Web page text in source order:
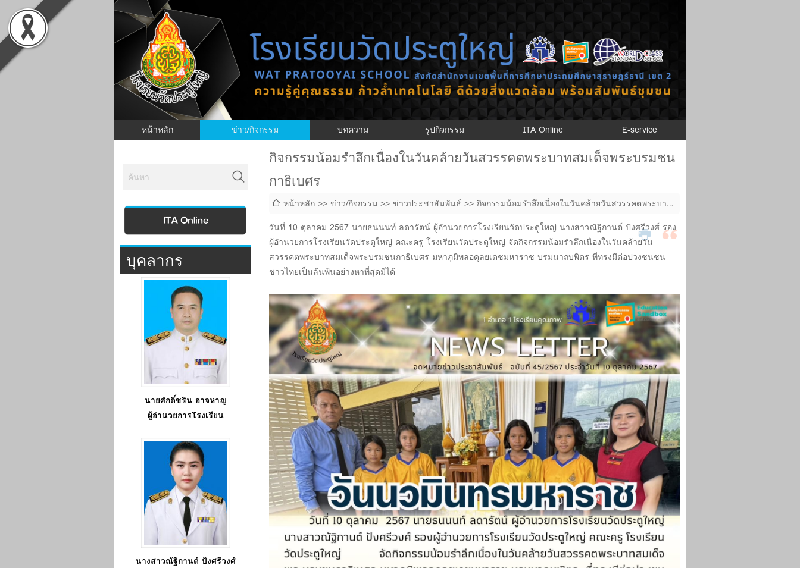
หน้าหลัก ข่าว/กิจกรรม บทความ รูปกิจกรรม ITA Online E-service
กิจกรรมน้อมรำลึกเนื่องในวันคล้ายวันสวรรคตพระบาทสมเด็จพระบรมชน
กาธิเบศร
หน้าหลัก ข่าว/กิจกรรม ข่าวประชาสัมพันธ์
กิจกรรมน้อมรำลึกเนื่องในวันคล้ายวันสวรรคตพระบาท
วันที่ 10 ตุลาคม 2567 นายธนนนท์ ลดารัตน์ ผู้อำนวยการโรงเรียนวัดประตูใหญ่ นางสาวณัฐิกานต์ ปังศรีวงศ์ รอง
ผู้อำนวยการโรงเรียนวัดประตูใหญ่ คณะครู โรงเรียนวัดประตูใหญ่ จัดกิจกรรมน้อมรำลึกเนื่องในวันคล้ายวัน
สวรรคตพระบาทสมเด็จพระบรมชนกาธิเบศร มหาภูมิพลอดุลยเดชมหาราช บรมนาถบพิตร ที่ทรงมีต่อปวงชนชน
ชาวไทยเป็นล้นพ้นอย่างหาที่สุดมิได้
บุคลากร
นายศักดิ์ชริน อาจหาญ
ผู้อำนวยการโรงเรียน
นางสาวณัฐิกานต์ ปังศรีวงศ์